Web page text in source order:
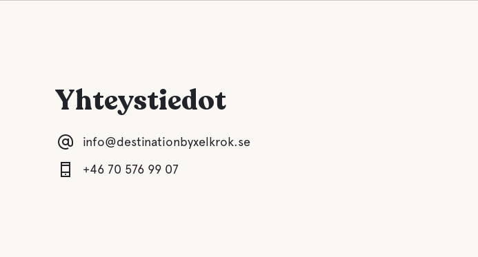
Yhteystiedot
info@destinationbyxelkrok.se
+46 70 576 99 07